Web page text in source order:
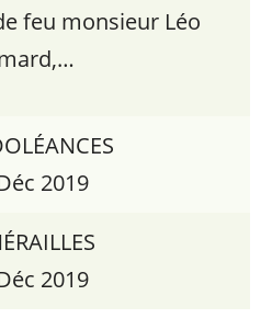
feu monsieur Léo
2019
2019